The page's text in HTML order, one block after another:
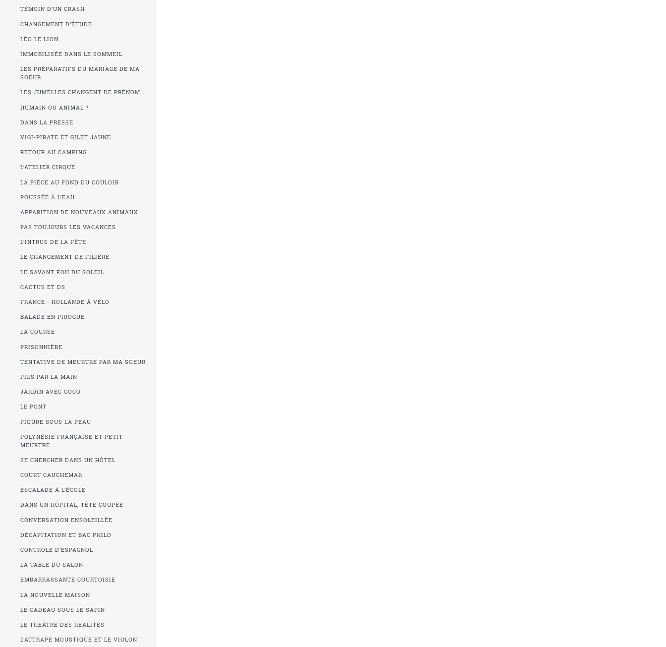
TÉMOIN D’UN CRASH
CHANGEMENT D’ÉTUDE
LÉO LE LION
IMMOBILISÉE DANS LE SOMMEIL
LES PRÉPARATIFS DU MARIAGE DE MA
SOEUR
LES JUMELLES CHANGENT DE PRÉNOM
HUMAIN OU ANIMAL ?
DANS LA PRESSE
VIGI-PIRATE ET GILET JAUNE
RETOUR AU CAMPING
L’ATELIER CIRQUE
LA PIÈCE AU FOND DU COULOIR
POUSSÉE À L’EAU
APPARITION DE NOUVEAUX ANIMAUX
PAS TOUJOURS LES VACANCES
L’INTRUS DE LA FÊTE
LE CHANGEMENT DE FILIÈRE
LE SAVANT FOU DU SOLEIL
CACTUS ET DS
FRANCE - HOLLANDE À VÉLO
BALADE EN PIROGUE
LA COURSE
PRISONNIÈRE
TENTATIVE DE MEURTRE PAR MA SOEUR
PRIS PAR LA MAIN
JARDIN AVEC COCO
LE PONT
PIQÛRE SOUS LA PEAU
POLYNÉSIE FRANÇAISE ET PETIT
MEURTRE
SE CHERCHER DANS UN HÔTEL
COURT CAUCHEMAR
ESCALADE À L’ÉCOLE
DANS UN HÔPITAL, TÊTE COUPÉE
CONVERSATION ENSOLEILLÉE
DÉCAPITATION ET BAC PHILO
CONTRÔLE D’ESPAGNOL
LA TABLE DU SALON
EMBARRASSANTE COURTOISIE
LA NOUVELLE MAISON
LE CADEAU SOUS LE SAPIN
LE THÉÂTRE DES RÉALITÉS
L’ATTRAPE MOUSTIQUE ET LE VIOLON